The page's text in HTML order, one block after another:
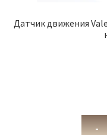
Датчик движения
-